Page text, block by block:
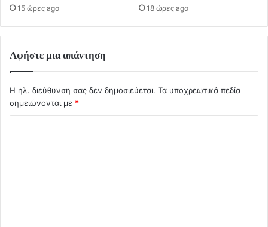
15 ώρες ago 18 ώρες ago
Αφήστε μια απάντηση
Η ηλ. διεύθυνση σας δεν δημοσιεύεται. Τα υποχρεωτικά πεδία
σημειώνονται με *